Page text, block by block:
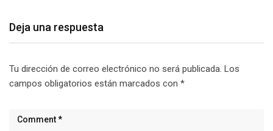
Deja una respuesta
Tu dirección de correo electrónico no será publicada. Los
campos obligatorios están marcados con *